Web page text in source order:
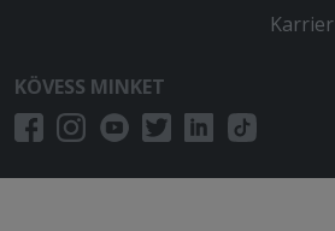
Karrier
KÖVESS MINKET